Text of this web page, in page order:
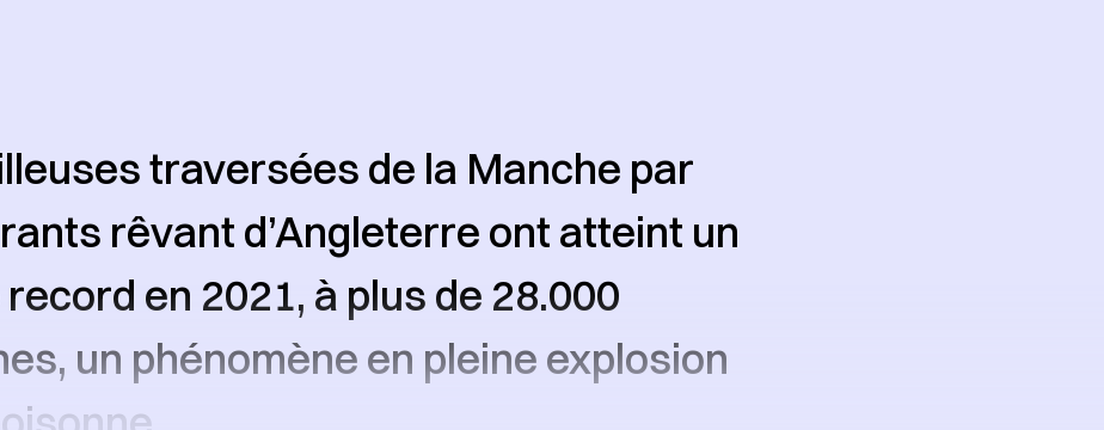
traversées de la Manche par
rêvant d’Angleterre ont atteint un
en 2021, à plus de 28.000
un phénomène en pleine explosion